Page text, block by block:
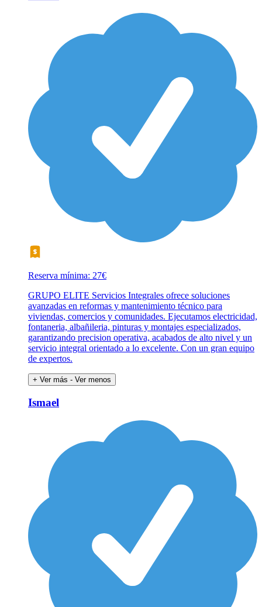
Reserva mínima: 27€
GRUPO ELITE Servicios Integrales ofrece soluciones
avanzadas en reformas y mantenimiento técnico para
viviendas, comercios y comunidades. Ejecutamos electricidad,
fontaneria, albañileria, pinturas y montajes especializados,
garantizando precision operativa, acabados de alto nivel y un
servicio integral orientado a lo excelente. Con un gran equipo
de expertos.
+ Ver más - Ver menos
Ismael